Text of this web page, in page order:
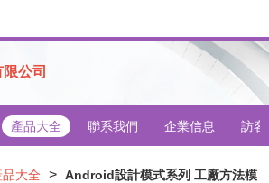
公司
產品大全 聯系我們 企業信息 訪客
品大全 > Android設計模式系列 工廠方法模